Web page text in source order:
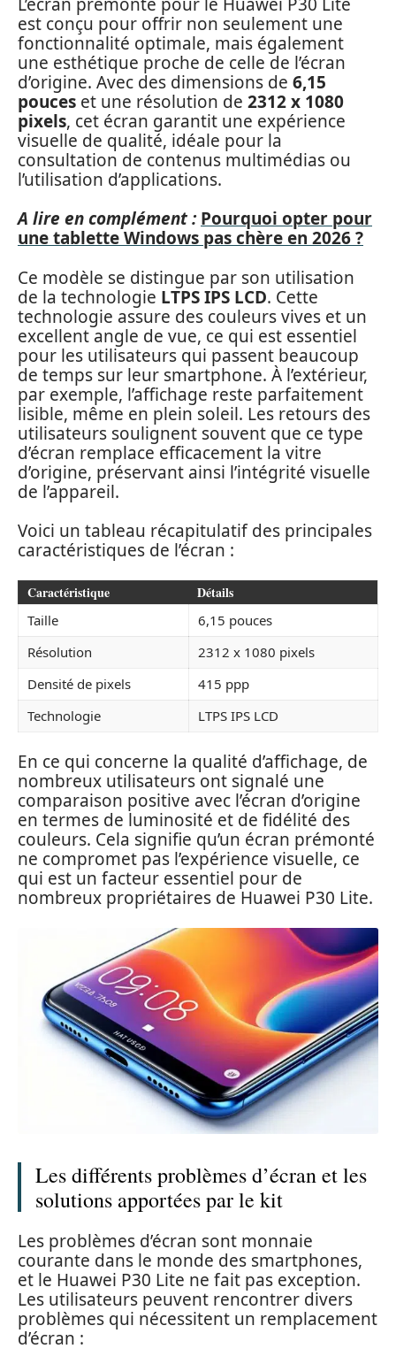
est conçu pour offrir non seulement une
fonctionnalité optimale, mais également
une esthétique proche de celle de l’écran
d’origine. Avec des dimensions de 6,15
pouces et une résolution de 2312 x 1080
pixels, cet écran garantit une expérience
visuelle de qualité, idéale pour la
consultation de contenus multimédias ou
l’utilisation d’applications.
A lire en complément : Pourquoi opter pour
une tablette Windows pas chère en 2026 ?
Ce modèle se distingue par son utilisation
de la technologie LTPS IPS LCD. Cette
technologie assure des couleurs vives et un
excellent angle de vue, ce qui est essentiel
pour les utilisateurs qui passent beaucoup
de temps sur leur smartphone. À l’extérieur,
par exemple, l’affichage reste parfaitement
lisible, même en plein soleil. Les retours des
utilisateurs soulignent souvent que ce type
d’écran remplace efficacement la vitre
d’origine, préservant ainsi l’intégrité visuelle
de l’appareil.
Voici un tableau récapitulatif des principales
caractéristiques de l’écran :
Caractéristique Détails
Taille
6,15 pouces
Résolution
2312 x 1080 pixels
Densité de pixels
415 ppp
Technologie
LTPS IPS LCD
En ce qui concerne la qualité d’affichage, de
nombreux utilisateurs ont signalé une
comparaison positive avec l’écran d’origine
en termes de luminosité et de fidélité des
couleurs. Cela signifie qu’un écran prémonté
ne compromet pas l’expérience visuelle, ce
qui est un facteur essentiel pour de
nombreux propriétaires de Huawei P30 Lite.
Les différents problèmes d’écran et les
solutions apportées par le kit
Les problèmes d’écran sont monnaie
courante dans le monde des smartphones,
et le Huawei P30 Lite ne fait pas exception.
Les utilisateurs peuvent rencontrer divers
problèmes qui nécessitent un remplacement
d’écran :